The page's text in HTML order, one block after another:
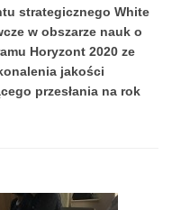
strategicznego White
w obszarze nauk o
Horyzont 2020 ze
jakości
przesłania na rok